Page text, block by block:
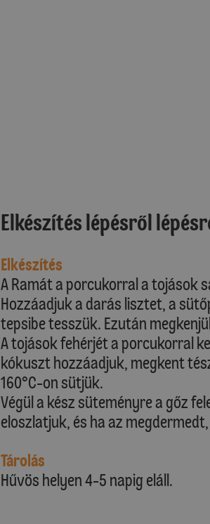
Elkészítés lépésről
Elkészítés
A Ramát a porcukorral a tojások
Hozzáadjuk a darás lisztet, a
tepsibe tesszük. Ezután
A tojások fehérjét a porcukorral
kókuszt hozzáadjuk, megkent
160°C-on sütjük.
Végül a kész süteményre a gőz
eloszlatjuk, és ha az
Tárolás
Hűvös helyen 4-5 napig eláll.